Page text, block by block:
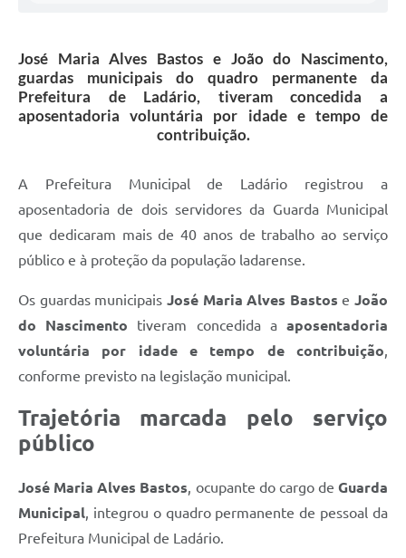
José Maria Alves Bastos e João do Nascimento,
guardas municipais do quadro permanente da
Prefeitura de Ladário, tiveram concedida a
aposentadoria voluntária por idade e tempo de
contribuição.
A Prefeitura Municipal de Ladário registrou a
aposentadoria de dois servidores da Guarda Municipal
que dedicaram mais de 40 anos de trabalho ao serviço
público e à proteção da população ladarense.
Os guardas municipais José Maria Alves Bastos e João
do Nascimento tiveram concedida aaposentadoria
voluntária por idade e tempo de contribuição
conforme previsto na legislação municipal.
Trajetória marcada pelo serviço
público
José Maria Alves Bastos, ocupante do cargo de Guarda
Municipal, integrou o quadro permanente de pessoal da
Prefeitura Municipal de Ladário.